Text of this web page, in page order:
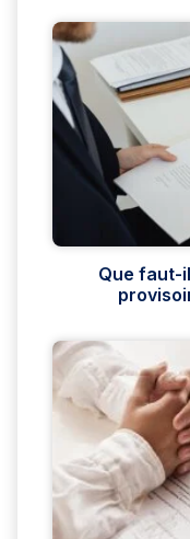
Que faut-